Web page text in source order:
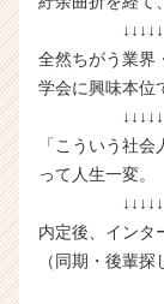
↓↓↓↓↓
全然ちがう業界
学会に興味本位
↓↓↓↓↓
「こういう社
って人生一変。
↓↓↓↓↓
内定後、インタ
（同期・後輩